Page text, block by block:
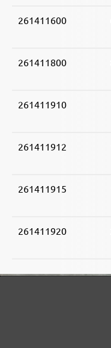
261411600
261411800
261411910
261411912
261411915
261411920